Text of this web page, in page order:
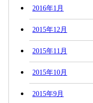
2016年1月
2015年12月
2015年11月
2015年10月
2015年9月